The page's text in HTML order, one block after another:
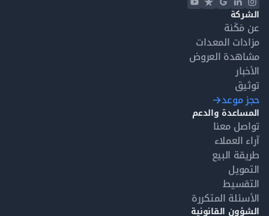
الشركة
عن مَكَنة
مزادات المعدات
مشاهدة العروض
الأخبار
توثيق
حجز موعد
المساعدة والدعم
تواصل معنا
آراء العملاء
طريقة البيع
التمويل
التقسيط
الأسئلة المتكررة
الشؤون القانونية